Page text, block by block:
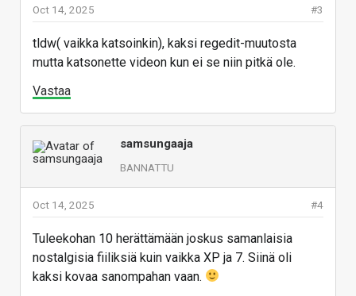
#3
Oct 14, 2025
tldw( vaikka katsoinkin), kaksi regedit-muutosta
mutta katsonette videon kun ei se niin pitkä ole.
Vastaa
samsungaaja
BANNATTU
#4
Oct 14, 2025
Tuleekohan 10 herättämään joskus samanlaisia
nostalgisia fiiliksiä kuin vaikka XP ja 7. Siinä oli
kaksi kovaa sanompahan vaan.